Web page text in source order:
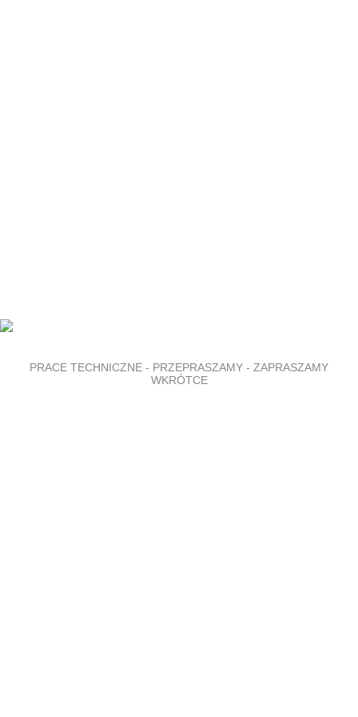
PRACE TECHNICZNE - PRZEPRASZAMY - ZAPRASZAMY
WKRÓTCE